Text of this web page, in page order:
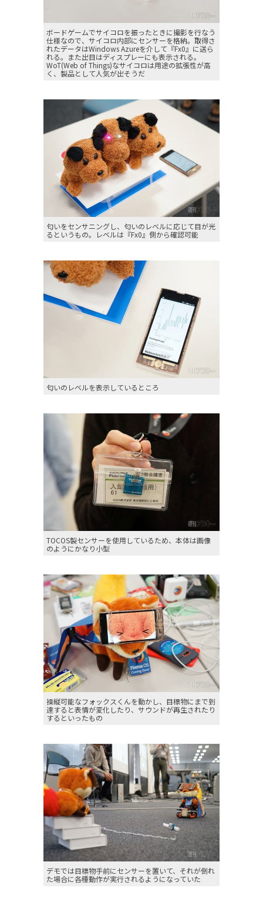
ボードゲームでサイコロを振ったときに撮影を行なう
仕様なので、サイコロ内部にセンサーを格納。取得さ
れたデータはWindows Azureを介して『Fx0』に送ら
れる。また出目はディスプレーにも表示される。
WoT(Web of Things)なサイコロは用途の拡張性が高
く、製品として人気が出そうだ
匂いをセンサニングし、匂いのレベルに応じて目が光
るというもの。レベルは『Fx0』側から確認可能
匂いのレベルを表示しているところ
TOCOS製センサーを使用しているため、本体は画像
のようにかなり小型
操縦可能なフォックスくんを動かし、目標物にまで到
達すると表情が変化したり、サウンドが再生されたり
するといったもの
デモでは目標物手前にセンサーを置いて、それが倒れ
た場合に各種動作が実行されるようになっていた